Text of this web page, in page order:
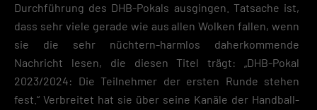
Durchführung des DHB-Pokals ausgingen. Tatsache ist,
dass sehr viele gerade wie aus allen Wolken fallen, wenn
sie die sehr nüchtern-harmlos daherkommende
Nachricht lesen, die diesen Titel trägt: „DHB-Pokal
2023/2024: Die Teilnehmer der ersten Runde stehen
fest.“ Verbreitet hat sie über seine Kanäle der Handball-